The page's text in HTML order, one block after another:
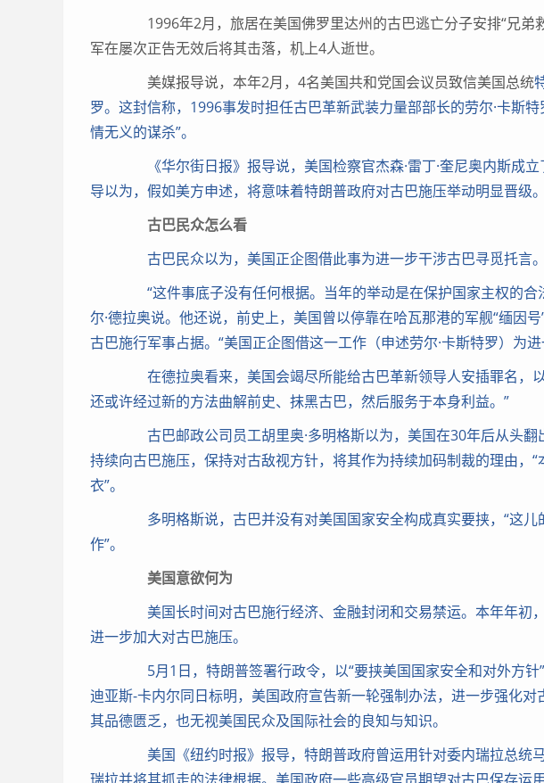
1996年2月，旅居在美国佛罗里达州的古巴逃亡分子安排“兄弟
军在屡次正告无效后将其击落，机上4人逝世。
美媒报导说，本年2月，4名美国共和党国会议员致信美国总统
罗。这封信称，1996事发时担任古巴革新武装力量部部长的劳尔·卡斯
情无义的谋杀”。
《华尔街日报》报导说，美国检察官杰森·雷丁·奎尼奥内斯成
导以为，假如美方申述，将意味着特朗普政府对古巴施压举动明显晋级。
古巴民众怎么看
古巴民众以为，美国正企图借此事为进一步干涉古巴寻觅托言。
“这件事底子没有任何根据。当年的举动是在保护国家主权的合
尔·德拉奥说。他还说，前史上，美国曾以停靠在哈瓦那港的军舰“缅因
古巴施行军事占据。“美国正企图借这一工作（申述劳尔·卡斯特罗）为
在德拉奥看来，美国会竭尽所能给古巴革新领导人安插罪名，
还或许经过新的方法曲解前史、抹黑古巴，然后服务于本身利益。”
古巴邮政公司员工胡里奥·多明格斯以为，美国在30年后从头翻
持续向古巴施压，保持对古敌视方针，将其作为持续加码制裁的理由，
衣”。
多明格斯说，古巴并没有对美国国家安全构成真实要挟，“这儿
作”。
美国意欲何为
美国长时间对古巴施行经济、金融封闭和交易禁运。本年年初，
进一步加大对古巴施压。
5月1日，特朗普签署行政令，以“要挟美国国家安全和对外方针
迪亚斯-卡内尔同日标明，美国政府宣告新一轮强制办法，进一步强化对
其品德匮乏，也无视美国民众及国际社会的良知与知识。
美国《纽约时报》报导，特朗普政府曾运用针对委内瑞拉总统